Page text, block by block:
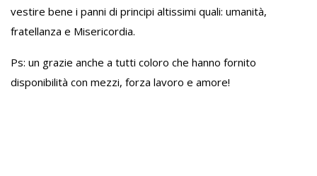
vestire bene i panni di principi altissimi quali: umanità,
fratellanza e Misericordia.
Ps: un grazie anche a tutti coloro che hanno fornito
disponibilità con mezzi, forza lavoro e amore!